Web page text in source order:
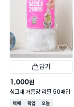
담기
1,000원
싱크대 거름망 리필 50매입
택배배송매장픽업오늘배송